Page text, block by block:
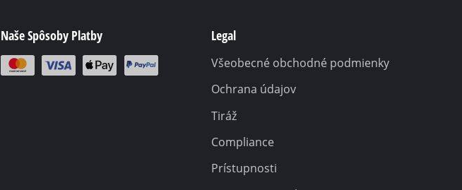
Naše Spôsoby Platby Legal
Všeobecné obchodné podmienky
Ochrana údajov
Tiráž
Compliance
Prístupnosti